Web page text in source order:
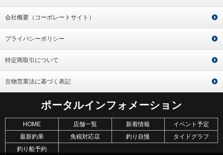
会社概要（コーポレートサイト）
プライバシーポリシー
特定商取引について
古物営業法に基づく表記
ポータルインフォメーション
HOME 店舗一覧 新着情報
イベント予定
最新釣果
免税対応店 釣り自慢
タイドグラフ
釣り船予約